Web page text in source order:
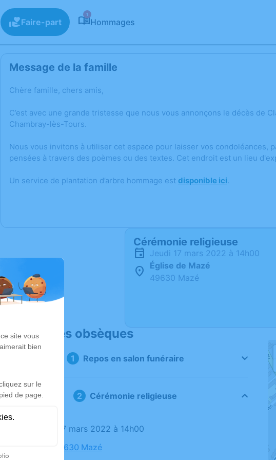
Faire-part
1
Hommages
Message de la famille
Chère famille, chers amis,
C’est avec une grande tristesse que nous vous annonçons le décès de
Chambray-lès-Tours.
Nous vous invitons à utiliser cet espace pour laisser vos condoléances,
pensées à travers des poèmes ou des textes. Cet endroit est un lieu
Un service de plantation d’arbre hommage est disponible ici.
Cérémonie religieuse
jeudi 17 mars 2022 à 14h00
Église de Mazé
49630 Mazé
Déroulé des obsèques
Repos en salon funéraire
Cérémonie religieuse
Le jeudi 17 mars 2022 à 14h00
Église, 49630 Mazé